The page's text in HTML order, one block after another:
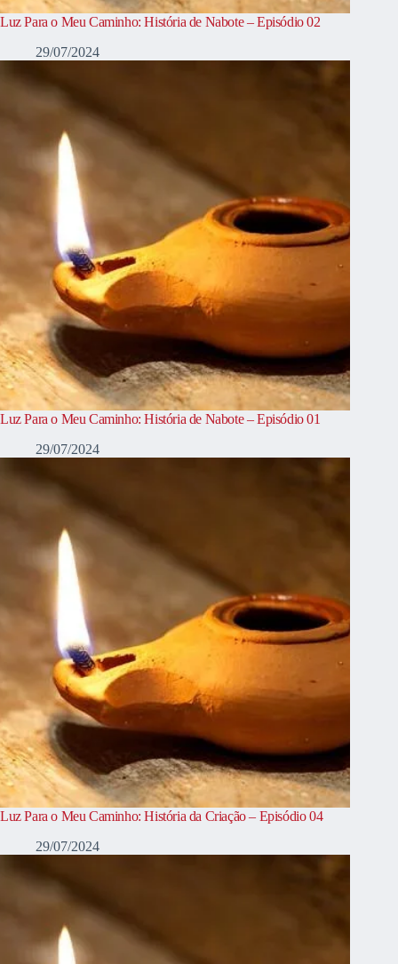
Luz Para o Meu Caminho: História de Nabote – Episódio 02
29/07/2024
Luz Para o Meu Caminho: História de Nabote – Episódio 01
29/07/2024
Luz Para o Meu Caminho: História da Criação – Episódio 04
29/07/2024